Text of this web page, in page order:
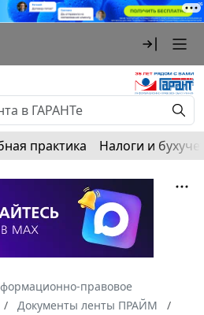
практика Налоги и
правовое
Документы ленты ПРАЙМ